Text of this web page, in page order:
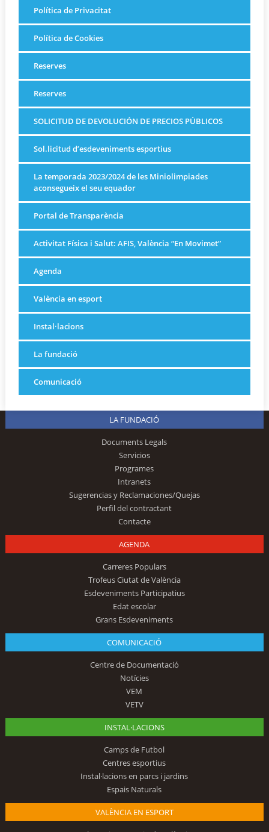
Política de Privacitat
Política de Cookies
Reserves
Reserves
SOLICITUD DE DEVOLUCIÓN DE PRECIOS PÚBLICOS
Sol.licitud d’esdeveniments esportius
La temporada 2023/2024 de les Miniolimpiades
aconsegueix el seu equador
Portal de Transparència
Activitat Física i Salut: AFIS, València “En Movimet”
Agenda
València en esport
Instal·lacions
La fundació
Comunicació
LA FUNDACIÓ
Documents Legals
Servicios
Programes
Intranets
Sugerencias y Reclamaciones/Quejas
Perfil del contractant
Contacte
AGENDA
Carreres Populars
Trofeus Ciutat de València
Esdeveniments Participatius
Edat escolar
Grans Esdeveniments
COMUNICACIÓ
Centre de Documentació
Notícies
VEM
VETV
INSTAL·LACIONS
Camps de Futbol
Centres esportius
Instal·lacions en parcs i jardins
Espais Naturals
VALÈNCIA EN ESPORT